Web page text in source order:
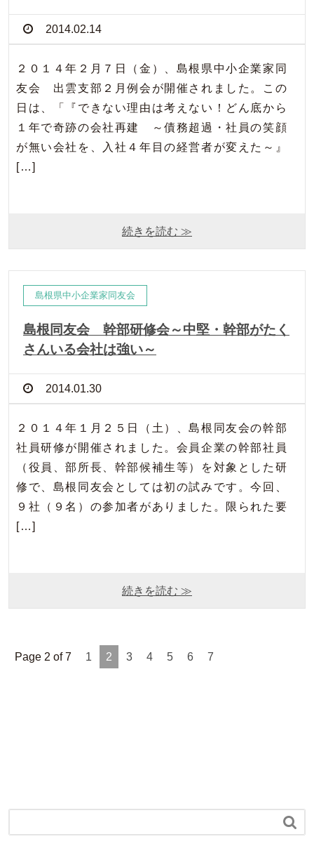
2014.02.14
２０１４年２月７日（金）、島根県中小企業家同
友会 出雲支部２月例会が開催されました。この
日は、「『できない理由は考えない！どん底から
１年で奇跡の会社再建 ～債務超過・社員の笑顔
が無い会社を、入社４年目の経営者が変えた～』
[…]
続きを読む ≫
島根県中小企業家同友会
島根同友会 幹部研修会～中堅・幹部がたく
さんいる会社は強い～
2014.01.30
２０１４年１月２５日（土）、島根同友会の幹部
社員研修が開催されました。会員企業の幹部社員
（役員、部所長、幹部候補生等）を対象とした研
修で、島根同友会としては初の試みです。今回、
９社（９名）の参加者がありました。限られた要
[…]
続きを読む ≫
Page 2 of 7 1 2 3 4 5 6 7
